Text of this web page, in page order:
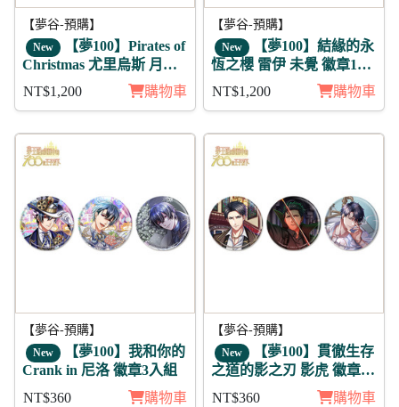
【夢谷-預購】
New 【夢100】Pirates of
Christmas 尤里烏斯 月覺
徽章11入
NT$1,200 購物車
【夢谷-預購】
New 【夢100】結緣的永
恆之櫻 雷伊 未覺 徽章11
入組
NT$1,200 購物車
【夢谷-預購】
New 【夢100】我和你的
Crank in 尼洛 徽章3入組
NT$360
購物車
【夢谷-預購】
New 【夢100】貫徹生存
之道的影之刃 影虎 徽章3
NT$360 購物車